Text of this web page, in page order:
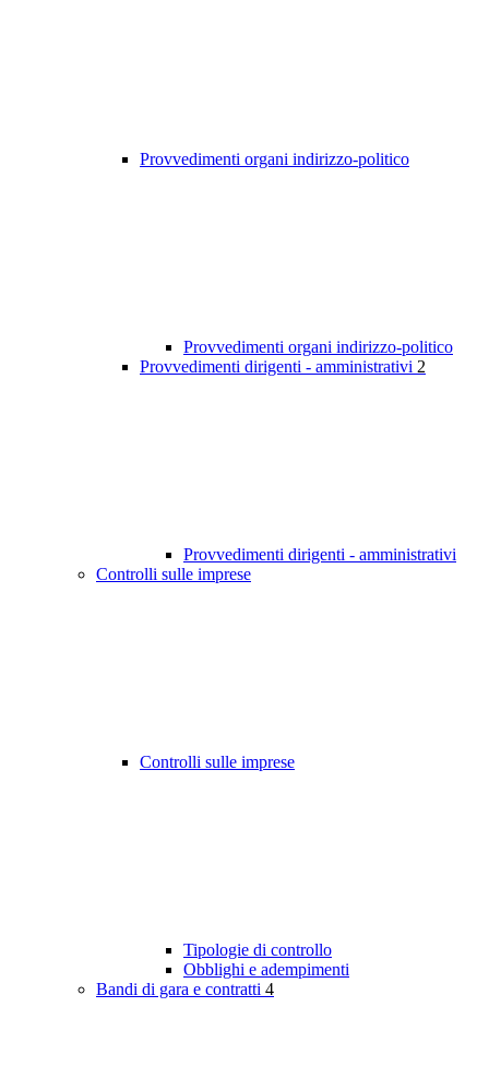
Provvedimenti organi indirizzo-politico
Provvedimenti organi indirizzo-politico
Provvedimenti dirigenti - amministrativi 2
Provvedimenti dirigenti - amministrativi
Controlli sulle imprese
Controlli sulle imprese
Tipologie di controllo
Obblighi e adempimenti
Bandi di gara e contratti 4